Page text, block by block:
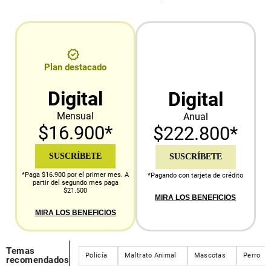
Plan destacado
Digital
Mensual
$16.900*
SUSCRÍBETE
*Paga $16.900 por el primer mes. A
partir del segundo mes paga
$21.500
MIRA LOS BENEFICIOS
Digital
Anual
$222.800*
SUSCRÍBETE
*Pagando con tarjeta de crédito
MIRA LOS BENEFICIOS
Temas
recomendados
Policía Maltrato Animal Mascotas Perro